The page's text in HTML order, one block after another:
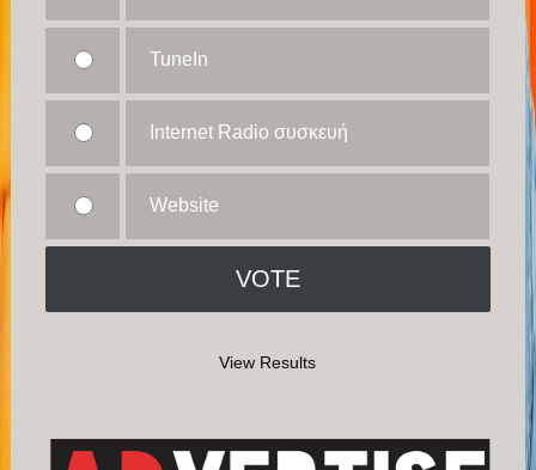
TuneIn
Internet Radio συσκευή
Website
View Results